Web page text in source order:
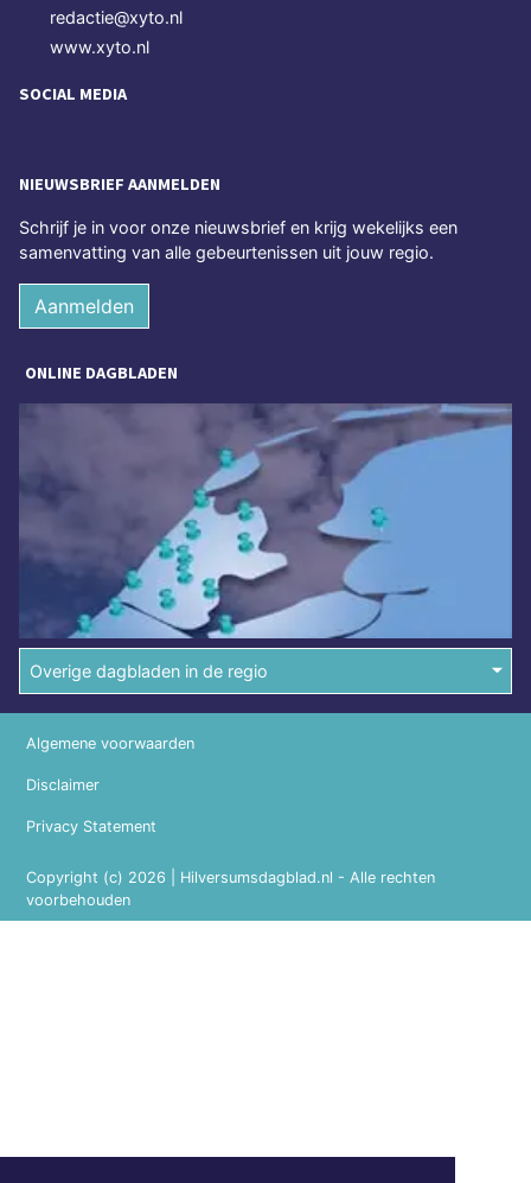
redactie@xyto.nl
www.xyto.nl
SOCIAL MEDIA
NIEUWSBRIEF AANMELDEN
Schrijf je in voor onze nieuwsbrief en krijg wekelijks een
samenvatting van alle gebeurtenissen uit jouw regio.
Aanmelden
ONLINE DAGBLADEN
Overige dagbladen in de regio
Copyright (c) 2026 | Hilversumsdagblad.nl - Alle rechten
voorbehouden
Algemene voorwaarden
Disclaimer
Privacy Statement